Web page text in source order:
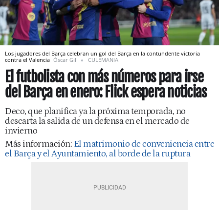
Los jugadores del Barça celebran un gol del Barça en la contundente victoria
contra el Valencia Òscar Gil CULEMANIA
El futbolista con más números para irse
del Barça en enero: Flick espera noticias
Deco, que planifica ya la próxima temporada, no
descarta la salida de un defensa en el mercado de
invierno
Más información: El matrimonio de conveniencia entre
el Barça y el Ayuntamiento, al borde de la ruptura